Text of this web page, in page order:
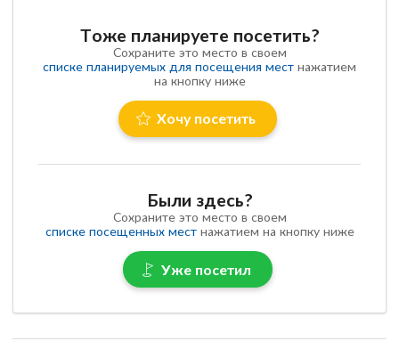
Тоже планируете посетить?
Сохраните это место в своем
списке планируемых для посещения мест нажатием
на кнопку ниже
Хочу посетить
Были здесь?
Сохраните это место в своем
списке посещенных местнажатием на кнопку ниже
Уже посетил